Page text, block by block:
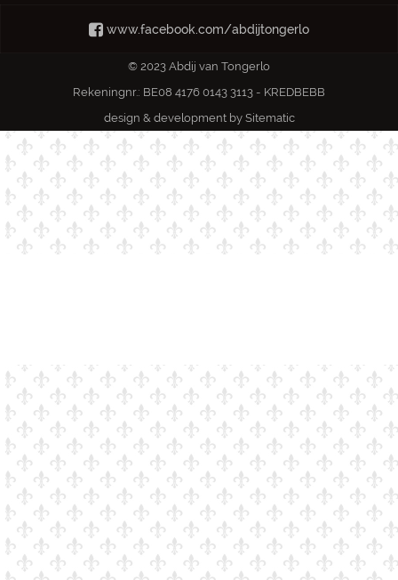
www.facebook.com/abdijtongerlo
© 2023 Abdij van Tongerlo
Rekeningnr.: BE08 4176 0143 3113 - KREDBEBB
design & development by Sitematic